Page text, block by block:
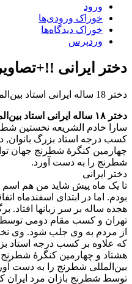
ورود
خوراک ورودی‌ها
خوراک دیدگاه‌ها
وردپرس
دختر ایرانی !!+تصاویر
دختر 18 ساله ایرانی استاد بین‌المللی شطرنج !!+تصاویر
دختر ۱۸ ساله ایرانی استاد بین‌المللی شطرنج !!+تصاویر
سارا خادم الشریعه نخستین
چهارمین کنگرهٔ شطرنج جهان
شطرنج را به دست آورد.
دختر ایرانی
تا یک ماه پیش شاید من هم اسم
بودم. اما در ابتدای اسفندماه
هجده ساله بر سر زبانها
تهران و کسب مقام دومی
از مردم به وی جلب شود. وی
هشتاد و چهارمین کنگرهٔ
بین‌المللی شطرنج را به دست
توسط شطرنج بازان مرد